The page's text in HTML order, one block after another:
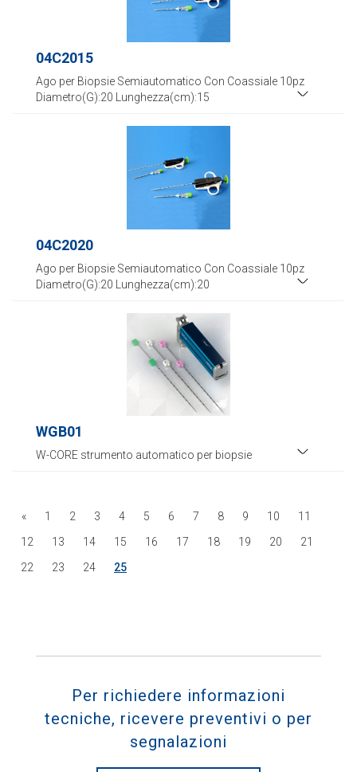
04C2015
Ago per Biopsie Semiautomatico Con Coassiale 10pz
Diametro(G):20 Lunghezza(cm):15
04C2020
Ago per Biopsie Semiautomatico Con Coassiale 10pz
Diametro(G):20 Lunghezza(cm):20
WGB01
W-CORE strumento automatico per biopsie
« 1 2 3 4 5 6 7 8 9 10
11
12
13 14 15 16 17 18 19 20
21
22
23 24 25
Per richiedere informazioni
tecniche, ricevere preventivi o per
segnalazioni